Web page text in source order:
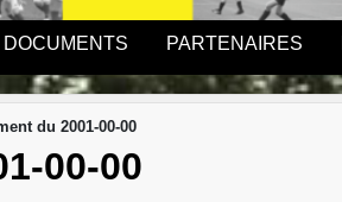
DOCUMENTS PARTENAIRES
du 2001-00-00
00-00